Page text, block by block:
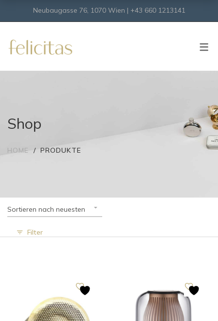
Neubaugasse 76, 1070 Wien | +43 660 1213141
Shop
HOME PRODUKTE
Sortieren nach neuesten
Filter